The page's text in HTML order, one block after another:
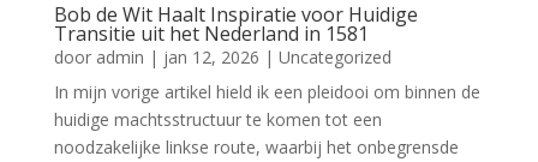
Bob de Wit Haalt Inspiratie voor Huidige
Transitie uit het Nederland in 1581
door admin | jan 12, 2026 | Uncategorized
In mijn vorige artikel hield ik een pleidooi om binnen de
huidige machtsstructuur te komen tot een
noodzakelijke linkse route, waarbij het onbegrensde